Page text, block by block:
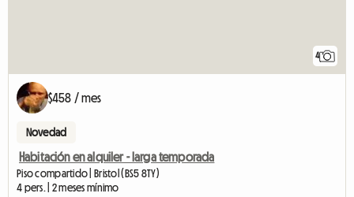
4
$458 / mes
Novedad
Habitación en alquiler - larga temporada
Piso compartido | Bristol (BS5 8TY)
4 pers. | 2 meses mínimo